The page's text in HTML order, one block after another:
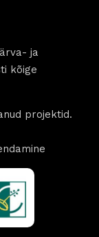
ja
kõige
projektid.